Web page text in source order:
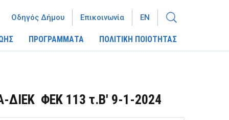
ΠΡΟΓΡΑΜΜΑΤΑ ΠΟΛΙΤΙΚΗ ΠΟΙΟΤΗΤΑΣ
Οδηγός Δήμου Επικοινωνία EN
ΦΕΚ 113 τ.Β' 9-1-2024